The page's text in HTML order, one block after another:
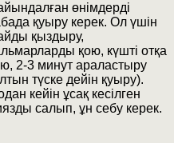
өнімдерді
қуыру керек. Ол үшін
қыздыру,
қою, күшті отқа
2-3 минут араластыру
түске дейін қуыру).
кейін ұсақ кесілген
салып, ұн себу керек.